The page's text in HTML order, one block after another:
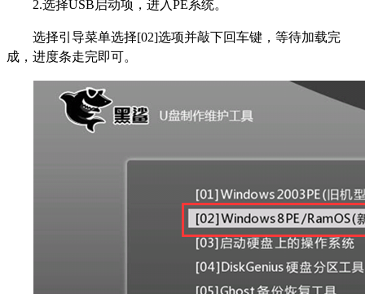
2.选择USB启动项，进入PE系统。
选择引导菜单选择[02]选项并敲下回车键，等待加载完
成，进度条走完即可。